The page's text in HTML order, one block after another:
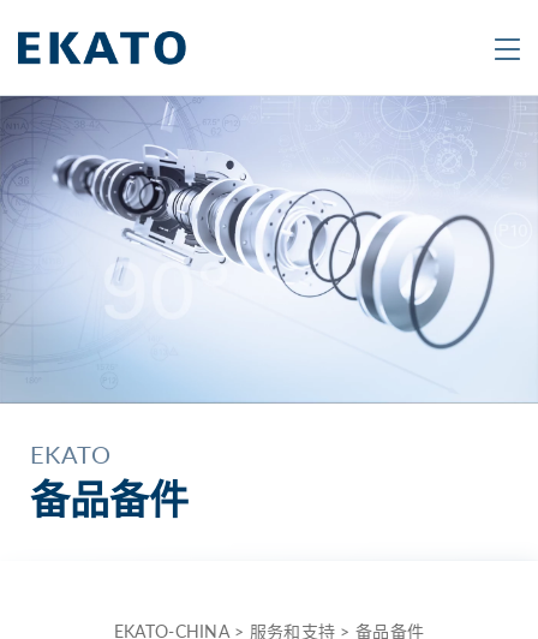
Search
Are
you
looking
specific
or
topic?
Type
in
EKATO
备品备件
EKATO-CHINA> 服务和支持 >备品备件